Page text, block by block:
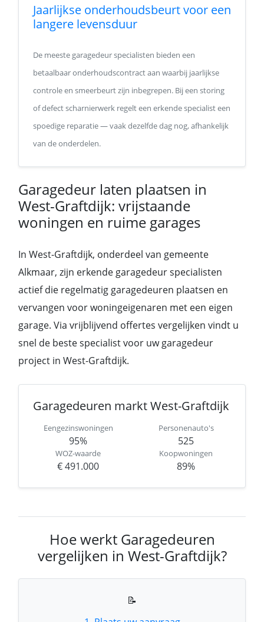
Jaarlijkse onderhoudsbeurt voor een
langere levensduur
De meeste garagedeur specialisten bieden een
betaalbaar onderhoudscontract aan waarbij jaarlijkse
controle en smeerbeurt zijn inbegrepen. Bij een storing
of defect scharnierwerk regelt een erkende specialist een
spoedige reparatie — vaak dezelfde dag nog, afhankelijk
van de onderdelen.
Garagedeur laten plaatsen in
West-Graftdijk: vrijstaande
woningen en ruime garages
In West-Graftdijk, onderdeel van gemeente
Alkmaar, zijn erkende garagedeur specialisten
actief die regelmatig garagedeuren plaatsen en
vervangen voor woningeigenaren met een eigen
garage. Via vrijblijvend offertes vergelijken vindt u
snel de beste specialist voor uw garagedeur
project in West-Graftdijk.
Garagedeuren markt West-Graftdijk
Eengezinswoningen
95%
Personenauto's
525
WOZ-waarde
€ 491.000
Koopwoningen
89%
Hoe werkt Garagedeuren
vergelijken in West-Graftdijk?
📝